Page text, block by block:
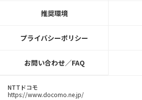
推奨環境
プライバシーポリシー
お問い合わせ／FAQ
NTTドコモ
https://www.docomo.ne.jp/